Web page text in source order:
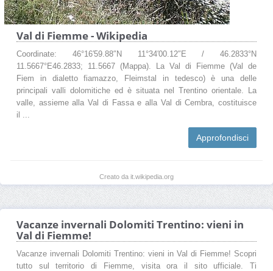
Val di Fiemme - Wikipedia
Coordinate: 46°16′59.88″N 11°34′00.12″E / 46.2833°N
11.5667°E46.2833; 11.5667 (Mappa). La Val di Fiemme (Val de
Fiem in dialetto fiamazzo, Fleimstal in tedesco) è una delle
principali valli dolomitiche ed è situata nel Trentino orientale. La
valle, assieme alla Val di Fassa e alla Val di Cembra, costituisce
il ...
Approfondisci
Creato da it.wikipedia.org
Vacanze invernali Dolomiti Trentino: vieni in
Val di Fiemme!
Vacanze invernali Dolomiti Trentino: vieni in Val di Fiemme! Scopri
tutto sul territorio di Fiemme, visita ora il sito ufficiale. Ti